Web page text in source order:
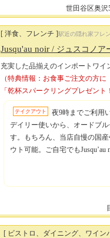
世田谷区奥沢
[ 洋食、フレンチ ]駅近の隠れ家フレ
Jusqu'au noir / ジュスコノア
充実した品揃えのインポートワ
（特典情報：お食事ご注文の方
「乾杯スパークリングプレゼント
テイクアウト
夜9時までご利用
デイリー使いから、オードブ
す。もちろん、当店自慢の国
ウト可能。ご自宅でもJusqu’au
[ ビストロ、ダイニング、ワイン